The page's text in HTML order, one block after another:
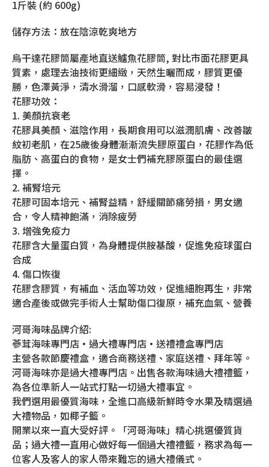
1斤裝 (約 600g)
儲存方法：放在陰涼乾爽地方
烏干達花膠筒屬產地直送鱸魚花膠筒, 對比市面花膠更具
質素，處理去油技術更細緻，天然生曬而成，膠質更優
勝，色澤黃淨，清水滑溜，口感軟滑，容易浸發！
花膠功效：
1. 美顏抗衰老
花膠具美顏、滋陰作用，長期食用可以滋潤肌膚、改善皺
紋初老肌，在25歲後身體漸漸流失膠原蛋白，花膠作為低
脂肪、高蛋白的食物，是女士們補充膠原蛋白的最佳選
擇。
2. 補腎培元
花膠可固本培元、補腎益精，舒緩關節痛勞損，男女適
合，令人精神飽滿，消除疲勞
3. 增強免疫力
花膠含大量蛋白質，為身體提供胺基酸，促進免疫球蛋白
合成
4. 傷口恢復
花膠含膠質，有補血、活血等功效，促進細胞再生，非常
適合產後或做完手術人士幫助傷口復原，補充血氣、營養
河哥海味品牌介紹:
蔘茸海味專門店•過大禮專門店•送禮禮盒專門店
主營各款節慶禮盒，適合商務送禮、家庭送禮、拜年等。
河哥海味亦是過大禮專門店。出售各款海味過大禮禮籃，
為各位準新人一站式打點一切過大禮事宜。
我們選用最優質海味，全進口高級新鮮時令水果及精選過
大禮物品，如椰子籃。
開業以來一直大受好評。「河哥海味」精心挑選優質貨
品；過大禮一直用心做好每一個過大禮禮籃，務求為每一
位客人及客人的家人帶來難忘的過大禮儀式。